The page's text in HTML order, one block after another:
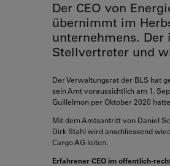
Der CEO von
übernimmt im
unternehmens.
Stellvertreter und
Der Verwaltungsrat der BLS hat
sein Amt voraussichtlich am 1.
Guillelmon per Oktober 2020
Mit dem Amtsantritt von Daniel
Dirk Stahl wird anschliessend
Cargo AG leiten.
Erfahrener CEO im öffentlich-